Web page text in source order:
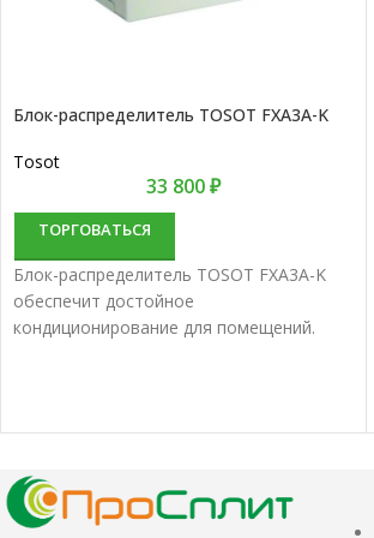
Блок-распределитель TOSOT FXA3A-K
Tosot
33 800₽
ТОРГОВАТЬСЯ
Блок-распределитель TOSOT FXA3A-K
обеспечит достойное
кондиционирование для помещений.